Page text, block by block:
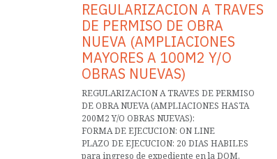
REGULARIZACION A TRAVES
DE PERMISO DE OBRA
NUEVA (AMPLIACIONES
MAYORES A 100M2 Y/O
OBRAS NUEVAS)
REGULARIZACION A TRAVES DE PERMISO
DE OBRA NUEVA (AMPLIACIONES HASTA
200M2 Y/O OBRAS NUEVAS):
FORMA DE EJECUCION: ON LINE
PLAZO DE EJECUCION: 20 DIAS HABILES
para ingreso de expediente en la DOM.